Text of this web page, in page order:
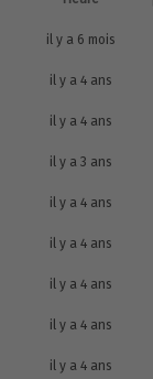
il y a 6 mois
il y a 4 ans
il y a 4 ans
il y a 3 ans
il y a 4 ans
il y a 4 ans
il y a 4 ans
il y a 4 ans
il y a 4 ans